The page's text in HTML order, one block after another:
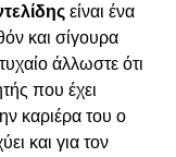
είναι ένα
και σίγουρα
άλλωστε ότι
που έχει
καριέρα του ο
και για τον